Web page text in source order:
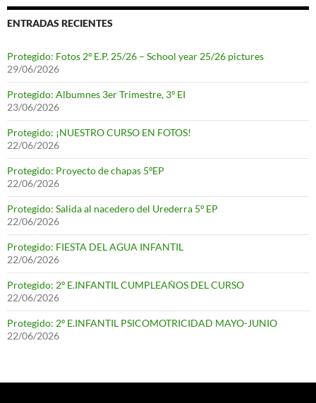
ENTRADAS RECIENTES
Protegido: Fotos 2º E.P. 25/26 – School year 25/26 pictures
29/06/2026
Protegido: Albumnes 3er Trimestre, 3º EI
23/06/2026
Protegido: ¡NUESTRO CURSO EN FOTOS!
22/06/2026
Protegido: Proyecto de chapas 5ºEP
22/06/2026
Protegido: Salida al nacedero del Urederra 5º EP
22/06/2026
Protegido: FIESTA DEL AGUA INFANTIL
22/06/2026
Protegido: 2º E.INFANTIL CUMPLEAÑOS DEL CURSO
22/06/2026
Protegido: 2º E.INFANTIL PSICOMOTRICIDAD MAYO-JUNIO
22/06/2026